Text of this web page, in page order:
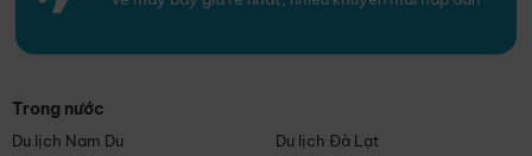
Trong nước
Du lịch Nam Du
Du lịch Đà Lạt